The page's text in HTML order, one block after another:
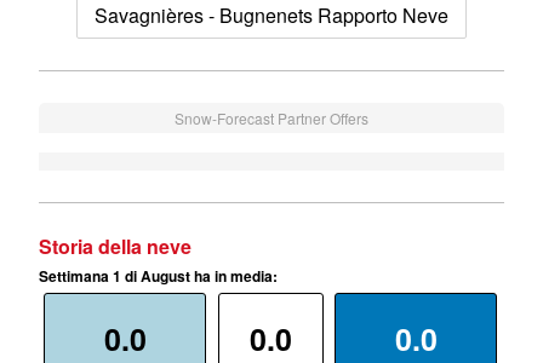
Savagnières - Bugnenets Rapporto Neve
Snow-Forecast Partner Offers
Storia della neve
Settimana 1 di August ha in media:
0.0 0.0 0.0